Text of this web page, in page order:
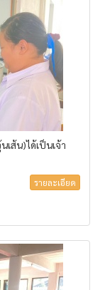
ส้น)ได้เป็นเจ้า
รายละเอียด